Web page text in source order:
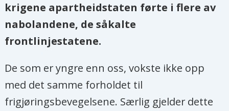
krigene apartheidstaten førte i flere av
nabolandene, de såkalte
frontlinjestatene.
De som er yngre enn oss, vokste ikke opp
med det samme forholdet til
frigjøringsbevegelsene. Særlig gjelder dette